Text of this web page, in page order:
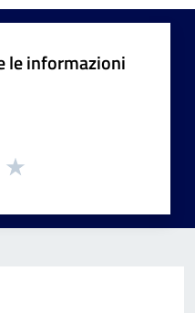
le informazioni